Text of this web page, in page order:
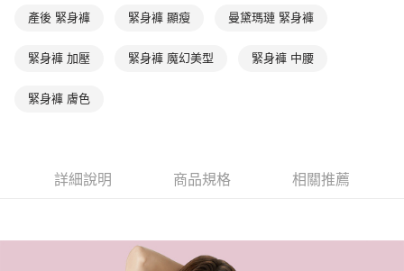
３．收到繳費通知簡訊後14天內，點擊此簡訊中的連結，可透過四大超商／
購買商品的店家。未經商家同意取消之訂單仍視為有效，需透過AFTEE先享
※ 交易是否成功請以「AFTEE先享後付 」之結帳頁面顯示為準，若有關於
１．透過由恩沛科技股份有限公司提供之「AFTEE先享後付」服務完成之交
易，需依本服務之必要範圍內提供個人資料，並將交易相關給付款項請求債
https://aftee.tw/terms/#terms3
３．未成年的使用者請事先徵得法定代理人或監護人之同意方可使用
每筆NT$90，滿NT$1,000(含以上)免運費
付款後萊爾富取貨
每筆NT$90，滿NT$1,000(含以上)免運費
產後 緊身褲 緊身褲 顯瘦 曼黛瑪璉 緊身褲
緊身褲 加壓 緊身褲 魔幻美型 緊身褲 中腰
緊身褲 膚色
詳細說明 商品規格 相關推薦